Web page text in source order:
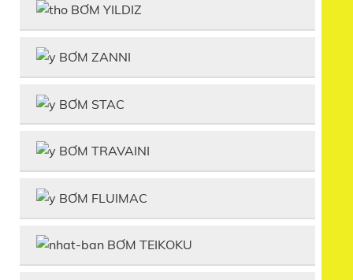
BƠM YILDIZ
BƠM ZANNI
BƠM STAC
BƠM TRAVAINI
BƠM FLUIMAC
BƠM TEIKOKU